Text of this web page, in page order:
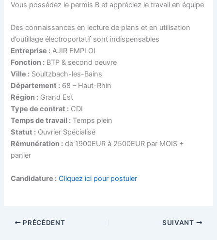
Vous possédez le permis B et appréciez le travail en équipe
Des connaissances en lecture de plans et en utilisation
d’outillage électroportatif sont indispensables
Entreprise : AJIR EMPLOI
Fonction : BTP & second oeuvre
Ville : Soultzbach-les-Bains
Département : 68 – Haut-Rhin
Région : Grand Est
Type de contrat : CDI
Temps de travail : Temps plein
Statut : Ouvrier Spécialisé
Rémunération : de 1900EUR à 2500EUR par MOIS +
panier
Candidature : Cliquez ici pour postuler
PRÉCÉDENT SUIVANT